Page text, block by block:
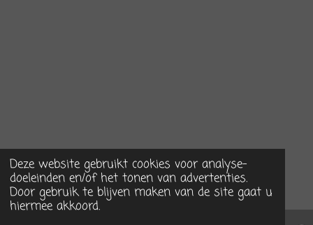
Deze website gebruikt cookies voor analyse-
doeleinden en/of het tonen van advertenties.
Door gebruik te blijven maken van de site gaat u
hiermee akkoord.